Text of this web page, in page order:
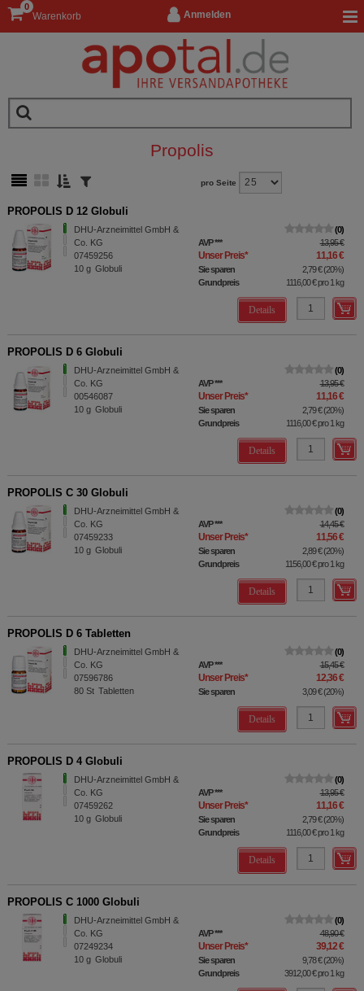
Anmelden
Warenkorb
0
Propolis
pro Seite
PROPOLIS D 12 Globuli
DHU-Arzneimittel GmbH &
Co. KG
07459256
10 g Globuli
0
AVP*** 13,95 €
Unser Preis* 11,16 €
Sie sparen 2,79 €(20%)
Grundpreis
1116,00 €pro 1 kg
Details
PROPOLIS D 6 Globuli
DHU-Arzneimittel GmbH &
Co. KG
00546087
10 g Globuli
0
AVP*** 13,95 €
Unser Preis* 11,16 €
Sie sparen 2,79 €(20%)
Grundpreis
1116,00 €pro 1 kg
Details
PROPOLIS C 30 Globuli
DHU-Arzneimittel GmbH &
Co. KG
07459233
10 g Globuli
0
AVP*** 14,45 €
Unser Preis* 11,56 €
Sie sparen 2,89 €(20%)
Grundpreis
1156,00 €pro 1 kg
Details
PROPOLIS D 6 Tabletten
DHU-Arzneimittel GmbH &
Co. KG
07596786
80 St Tabletten
0
AVP*** 15,45 €
Unser Preis* 12,36 €
Sie sparen 3,09 €(20%)
Details
PROPOLIS D 4 Globuli
DHU-Arzneimittel GmbH &
Co. KG
07459262
10 g Globuli
0
AVP*** 13,95 €
Unser Preis* 11,16 €
Sie sparen 2,79 €(20%)
Grundpreis
1116,00 €pro 1 kg
Details
PROPOLIS C 1000 Globuli
DHU-Arzneimittel GmbH &
Co. KG
07249234
10 g Globuli
0
AVP*** 48,90 €
Unser Preis* 39,12 €
Sie sparen 9,78 €(20%)
Grundpreis
3912,00 €pro 1 kg